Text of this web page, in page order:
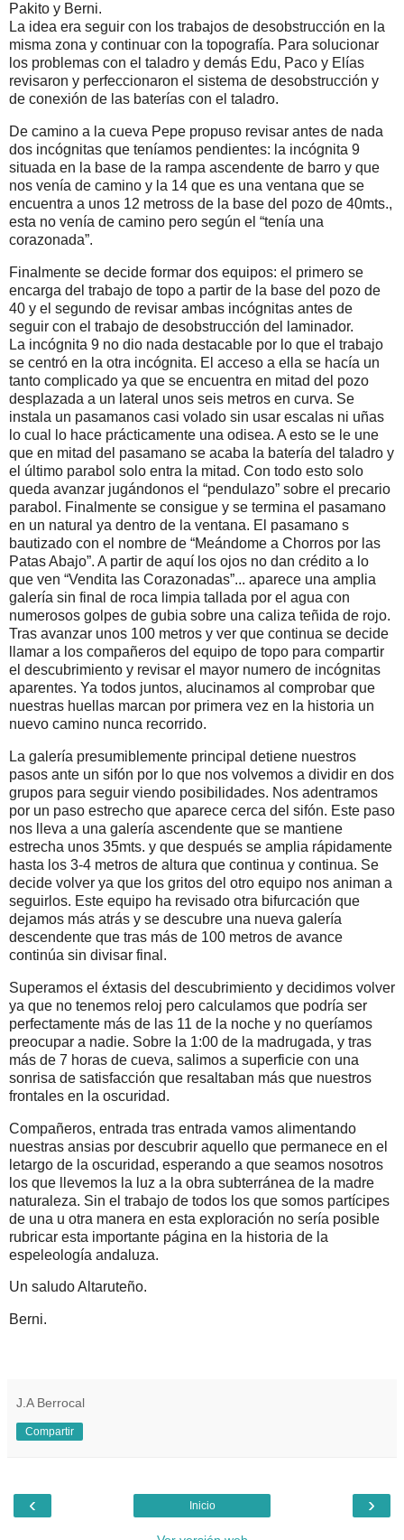
Pakito y Berni.
La idea era seguir con los trabajos de desobstrucción en la
misma zona y continuar con la topografía. Para solucionar
los problemas con el taladro y demás Edu, Paco y Elías
revisaron y perfeccionaron el sistema de desobstrucción y
de conexión de las baterías con el taladro.
De camino a la cueva Pepe propuso revisar antes de nada
dos incógnitas que teníamos pendientes: la incógnita 9
situada en la base de la rampa ascendente de barro y que
nos venía de camino y la 14 que es una ventana que se
encuentra a unos 12 metross de la base del pozo de 40mts.,
esta no venía de camino pero según el “tenía una
corazonada”.
Finalmente se decide formar dos equipos: el primero se
encarga del trabajo de topo a partir de la base del pozo de
40 y el segundo de revisar ambas incógnitas antes de
seguir con el trabajo de desobstrucción del laminador.
La incógnita 9 no dio nada destacable por lo que el trabajo
se centró en la otra incógnita. El acceso a ella se hacía un
tanto complicado ya que se encuentra en mitad del pozo
desplazada a un lateral unos seis metros en curva. Se
instala un pasamanos casi volado sin usar escalas ni uñas
lo cual lo hace prácticamente una odisea. A esto se le une
que en mitad del pasamano se acaba la batería del taladro y
el último parabol solo entra la mitad. Con todo esto solo
queda avanzar jugándonos el “pendulazo” sobre el precario
parabol. Finalmente se consigue y se termina el pasamano
en un natural ya dentro de la ventana. El pasamano s
bautizado con el nombre de “Meándome a Chorros por las
Patas Abajo”. A partir de aquí los ojos no dan crédito a lo
que ven “Vendita las Corazonadas”... aparece una amplia
galería sin final de roca limpia tallada por el agua con
numerosos golpes de gubia sobre una caliza teñida de rojo.
Tras avanzar unos 100 metros y ver que continua se decide
llamar a los compañeros del equipo de topo para compartir
el descubrimiento y revisar el mayor numero de incógnitas
aparentes. Ya todos juntos, alucinamos al comprobar que
nuestras huellas marcan por primera vez en la historia un
nuevo camino nunca recorrido.
La galería presumiblemente principal detiene nuestros
pasos ante un sifón por lo que nos volvemos a dividir en dos
grupos para seguir viendo posibilidades. Nos adentramos
por un paso estrecho que aparece cerca del sifón. Este paso
nos lleva a una galería ascendente que se mantiene
estrecha unos 35mts. y que después se amplia rápidamente
hasta los 3-4 metros de altura que continua y continua. Se
decide volver ya que los gritos del otro equipo nos animan a
seguirlos. Este equipo ha revisado otra bifurcación que
dejamos más atrás y se descubre una nueva galería
descendente que tras más de 100 metros de avance
continúa sin divisar final.
Superamos el éxtasis del descubrimiento y decidimos volver
ya que no tenemos reloj pero calculamos que podría ser
perfectamente más de las 11 de la noche y no queríamos
preocupar a nadie. Sobre la 1:00 de la madrugada, y tras
más de 7 horas de cueva, salimos a superficie con una
sonrisa de satisfacción que resaltaban más que nuestros
frontales en la oscuridad.
Compañeros, entrada tras entrada vamos alimentando
nuestras ansias por descubrir aquello que permanece en el
letargo de la oscuridad, esperando a que seamos nosotros
los que llevemos la luz a la obra subterránea de la madre
naturaleza. Sin el trabajo de todos los que somos partícipes
de una u otra manera en esta exploración no sería posible
rubricar esta importante página en la historia de la
espeleología andaluza.
Un saludo Altaruteño.
Berni.
J.A Berrocal
Compartir
‹ ›
Inicio